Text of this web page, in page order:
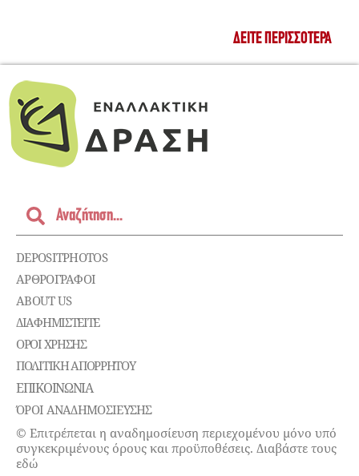
ΔΕΊΤΕ ΠΕΡΙΣΣΌΤΕΡΑ
DEPOSITPHOTOS
ΑΡΘΡΟΓΡΑΦΟΙ
ABOUT US
ΔΙΑΦΗΜΙΣΤΕΊΤΕ
ΌΡΟΙ ΧΡΉΣΗΣ
ΠΟΛΙΤΙΚΉ ΑΠΟΡΡΉΤΟΥ
ΕΠΙΚΟΙΝΩΝΊΑ
ΌΡΟΙ ΑΝΑΔΗΜΟΣΙΕΥΣΗΣ
© Επιτρέπεται η αναδημοσίευση περιεχομένου μόνο υπό
συγκεκριμένους όρους και προϋποθέσεις. Διαβάστε τους
εδώ